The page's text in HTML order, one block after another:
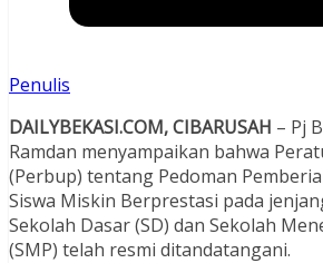
Penulis
DAILYBEKASI.COM, CIBARUSAH – Pj
Ramdan menyampaikan bahwa
(Perbup) tentang Pedoman
Siswa Miskin Berprestasi pada
Sekolah Dasar (SD) dan Sekolah
(SMP) telah resmi ditandatangani.